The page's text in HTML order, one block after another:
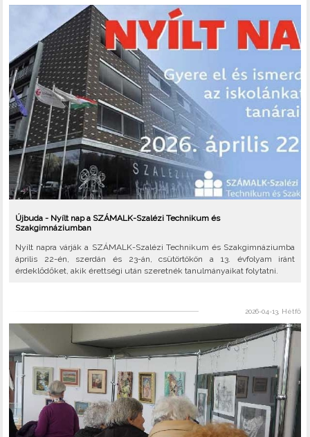
Újbuda - Nyílt nap a SZÁMALK-Szalézi Technikum és
Szakgimnáziumban
Nyílt napra várják a SZÁMALK-Szalézi Technikum és Szakgimnáziumba
április 22-én, szerdán és 23-án, csütörtökön a 13. évfolyam iránt
érdeklődőket, akik érettségi után szeretnék tanulmányaikat folytatni.
2026-04-13, Hétfő